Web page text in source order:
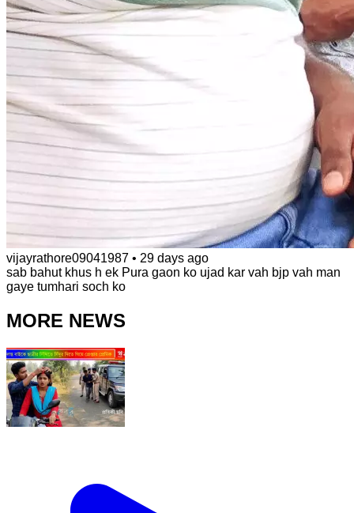
vijayrathore09041987 • 29 days ago
sab bahut khus h ek Pura gaon ko ujad kar vah bjp vah man
gaye tumhari soch ko
MORE NEWS